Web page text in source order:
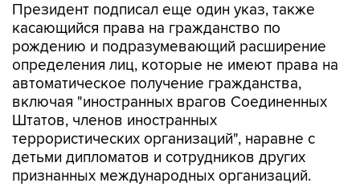
Президент подписал еще один указ, также
касающийся права на гражданство по
рождению и подразумевающий расширение
определения лиц, которые не имеют права на
автоматическое получение гражданства,
включая "иностранных врагов Соединенных
Штатов, членов иностранных
террористических организаций", наравне с
детьми дипломатов и сотрудников других
признанных международных организаций.